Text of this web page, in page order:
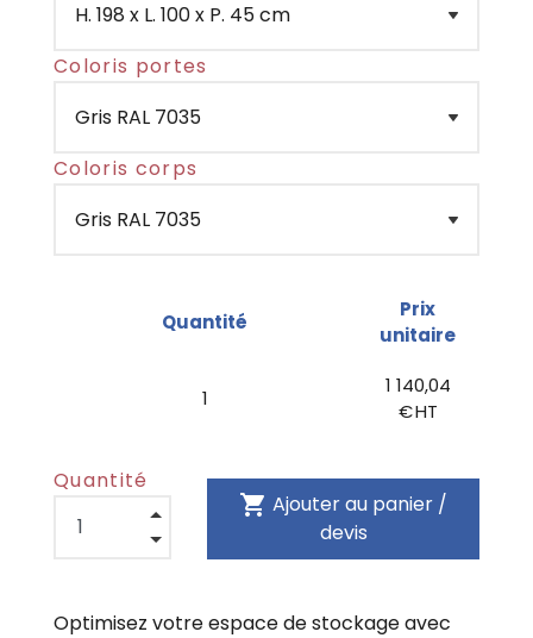
Coloris portes
Coloris corps
Quantité
Prix
unitaire
1
1 140,04
€ HT
Quantité
shopping_cart Ajouter au panier /
devis
Optimisez votre espace de stockage avec